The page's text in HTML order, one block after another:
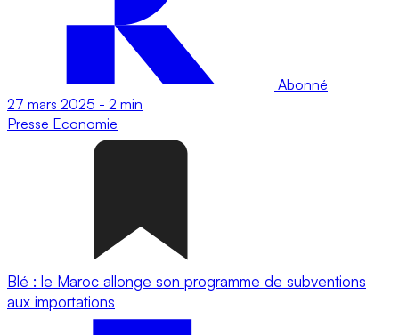
Abonné
27 mars 2025 - 2 min
Presse Economie
Blé : le Maroc allonge son programme de subventions
aux importations